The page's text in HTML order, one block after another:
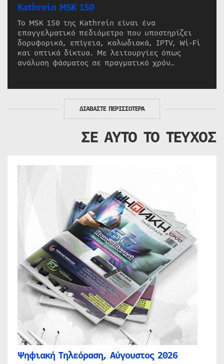
Kathrein MSK 150
Το MSK 150 της Kathrein είναι ένα
επαγγελματικό πεδιόμετρο που υποστηρίζει
δορυφορικά, επίγεια, καλωδιακά, IPTV, Wi-Fi
και οπτικά δίκτυα. Με λειτουργίες όπως
ανάλυση φάσματος σε πραγματικό χρόν…
ΔΙΑΒΑΣΤΕ ΠΕΡΙΣΣΟΤΕΡΑ
ΣΕ ΑΥΤΟ ΤΟ ΤΕΥΧΟΣ
Ψηφιακή Τηλεόραση, Αύγουστος 2026